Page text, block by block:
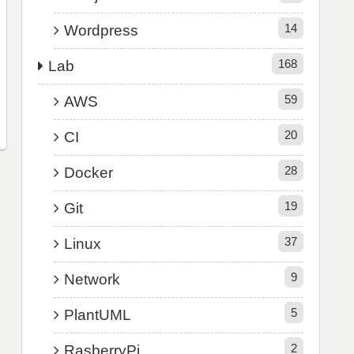
Wordpress 14
Lab 168
AWS 59
CI 20
Docker 28
Git 19
Linux 37
Network 9
PlantUML 5
2